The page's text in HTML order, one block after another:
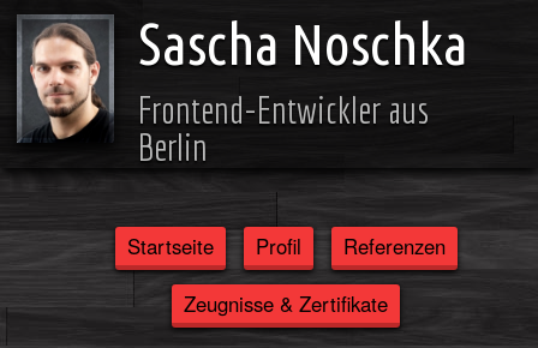
Sascha Noschka
Frontend-Entwickler aus
Berlin
Startseite Profil
Referenzen
Zeugnisse & Zertifikate